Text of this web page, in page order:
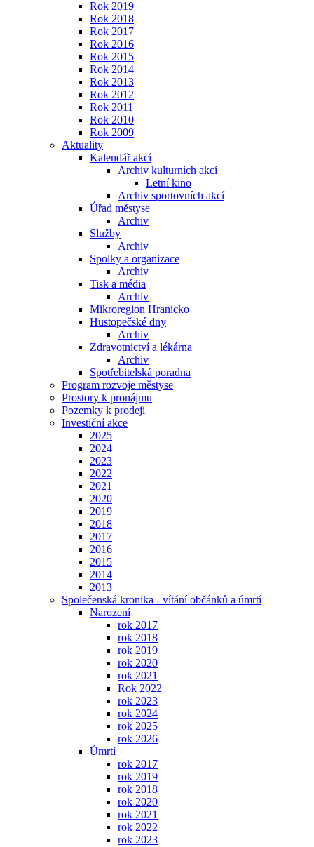
Rok 2019
Rok 2018
Rok 2017
Rok 2016
Rok 2015
Rok 2014
Rok 2013
Rok 2012
Rok 2011
Rok 2010
Rok 2009
Aktuality
Kalendář akcí
Archiv kulturních akcí
Letní kino
Archiv sportovních akcí
Úřad městyse
Archiv
Služby
Archiv
Spolky a organizace
Archiv
Tisk a média
Archiv
Mikroregion Hranicko
Hustopečské dny
Archiv
Zdravotnictví a lékárna
Archiv
Spotřebitelská poradna
Program rozvoje městyse
Prostory k pronájmu
Pozemky k prodeji
Investiční akce
2025
2024
2023
2022
2021
2020
2019
2018
2017
2016
2015
2014
2013
Společenská kronika - vítání občánků a úmrtí
Narození
rok 2017
rok 2018
rok 2019
rok 2020
rok 2021
Rok 2022
rok 2023
rok 2024
rok 2025
rok 2026
Úmrtí
rok 2017
rok 2019
rok 2018
rok 2020
rok 2021
rok 2022
rok 2023